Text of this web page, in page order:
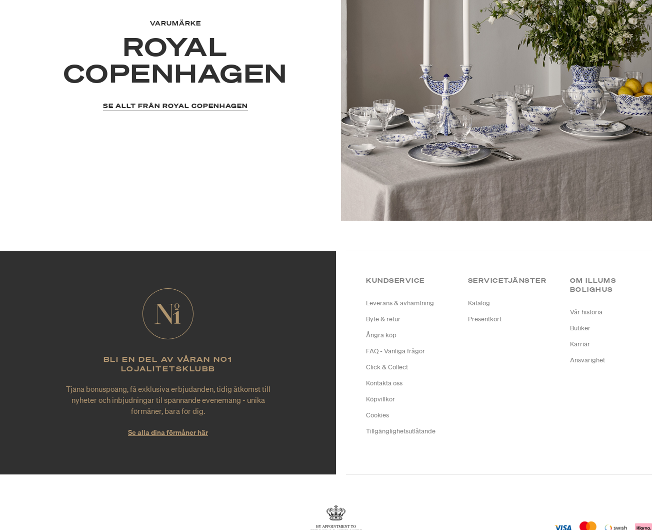
VARUMÄRKE
ROYAL
COPENHAGEN
SE ALLT FRÅN ROYAL COPENHAGEN
BLI EN DEL AV VÅRAN NO1
LOJALITETSKLUBB
Tjäna bonuspoäng, få exklusiva erbjudanden, tidig åtkomst till
nyheter och inbjudningar til spännande evenemang - unika
förmåner, bara för dig.
Se alla dina förmåner här
KUNDSERVICE
Leverans & avhämtning
Byte & retur
Ångra köp
FAQ - Vanliga frågor
Click & Collect
Kontakta oss
Köpvillkor
Cookies
Tillgänglighetsutlåtande
SERVICETJÄNSTER
Katalog
Presentkort
OM ILLUMS
BOLIGHUS
Vår historia
Butiker
Karriär
Ansvarighet